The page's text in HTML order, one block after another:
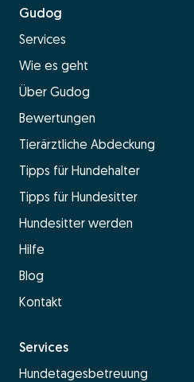
Gudog
Services
Wie es geht
Über Gudog
Bewertungen
Tierärztliche Abdeckung
Tipps für Hundehalter
Tipps für Hundesitter
Hundesitter werden
Hilfe
Blog
Kontakt
Services
Hundetagesbetreuung